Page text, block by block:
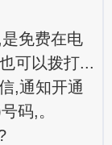
免费在电
可以拨打...
,通知开通
码,。